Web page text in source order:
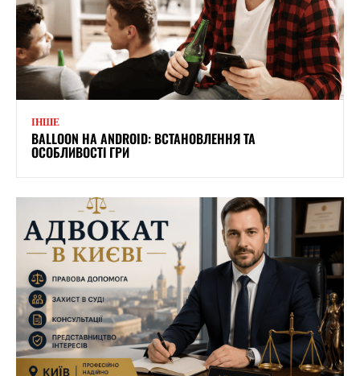
ІНШЕ
BALLOON НА ANDROID: ВСТАНОВЛЕННЯ ТА
ОСОБЛИВОСТІ ГРИ